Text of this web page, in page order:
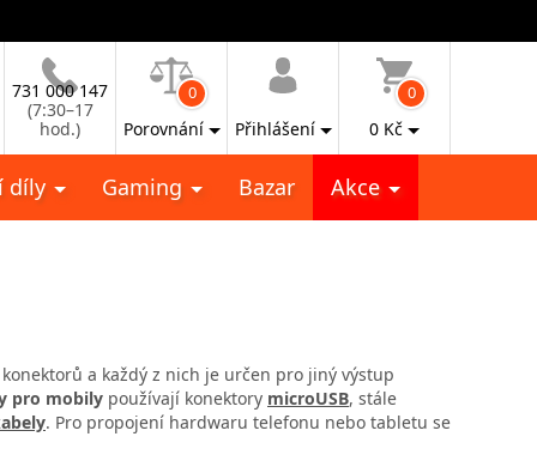
731 000 147
(7:30–17
hod.)
0
Porovnání Přihlášení
0
0 Kč
díly Gaming Bazar Akce
a každý z nich je určen pro jiný výstup
pro mobily používají konektory microUSB, stále
. Pro propojení hardwaru telefonu nebo tabletu se